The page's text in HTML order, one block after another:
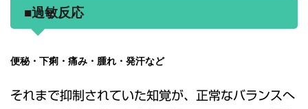
■過敏反応
便秘・下痢・痛み・腫れ・発汗など
それまで抑制されていた知覚が、正常なバランスへ